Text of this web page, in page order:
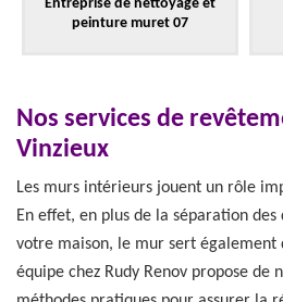
Entreprise de nettoyage et
peinture muret 07
Nos services de
Vinzieux
Les murs intérieurs jouent un rôle
En effet, en plus de la séparation
votre maison, le mur sert également
équipe chez Rudy Renov propose de